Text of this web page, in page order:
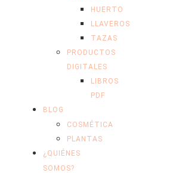
HUERTO
LLAVEROS
TAZAS
PRODUCTOS
DIGITALES
LIBROS
PDF
BLOG
COSMÉTICA
PLANTAS
¿QUIÉNES
SOMOS?